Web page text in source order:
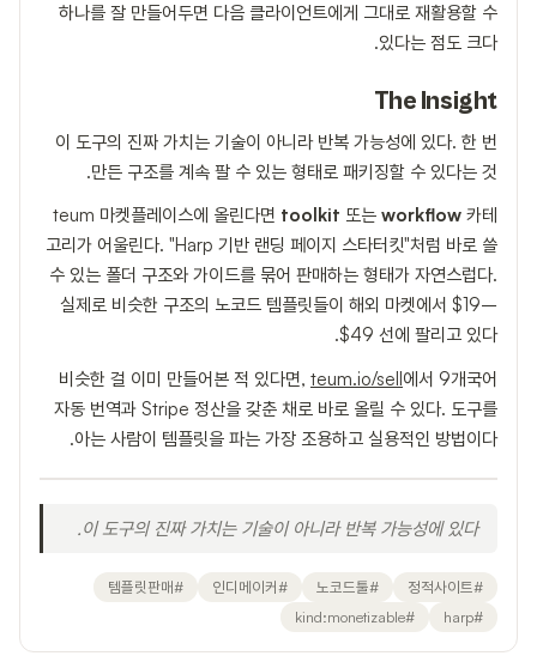
하나를 잘 만들어두면 다음 클라이언트에게 그대로 재활용할 수
있다는 점도 크다.
The Insight
이 도구의 진짜 가치는 기술이 아니라 반복 가능성에 있다. 한 번
만든 구조를 계속 팔 수 있는 형태로 패키징할 수 있다는 것.
teum 마켓플레이스에 올린다면 toolkit 또는 workflow 카테
고리가 어울린다. "Harp 기반 랜딩 페이지 스타터킷"처럼 바로 쓸
수 있는 폴더 구조와 가이드를 묶어 판매하는 형태가 자연스럽다.
실제로 비슷한 구조의 노코드 템플릿들이 해외 마켓에서 $19–
$49 선에 팔리고 있다.
비슷한 걸 이미 만들어본 적 있다면, teum.io/sell에서 9개국어
자동 번역과 Stripe 정산을 갖춘 채로 바로 올릴 수 있다. 도구를
아는 사람이 템플릿을 파는 가장 조용하고 실용적인 방법이다.
이 도구의 진짜 가치는 기술이 아니라 반복 가능성에 있다.
#
정적사이트
#
노코드툴
#
인디메이커
#
템플릿판매
#
harp
#
kind:monetizable